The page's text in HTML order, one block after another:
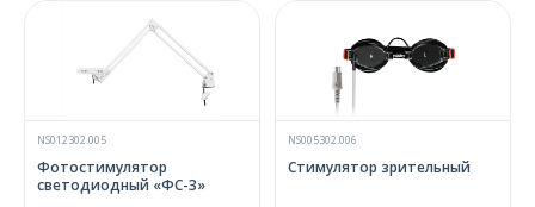
NS012302.005
Фотостимулятор
светодиодный «ФС-3»
NS005302.006
Стимулятор зрительный